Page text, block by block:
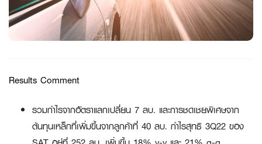
Results Comment
รวมกำไรจากอัตราแลกเปลี่ยน 7 ลบ. และการชดเชยพิเศษจาก
ต้นทุนเหล็กที่เพิ่มขึ้นจากลูกค้าที่ 40 ลบ. กำไรสุทธิ 3Q22 ของ